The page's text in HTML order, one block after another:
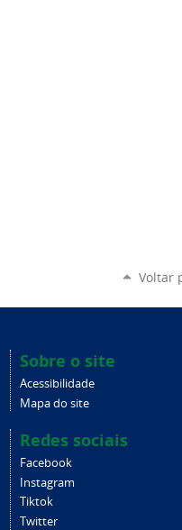
Voltar
Sobre o site
Acessibilidade
Mapa do site
Redes sociais
Facebook
Instagram
Tiktok
Twitter